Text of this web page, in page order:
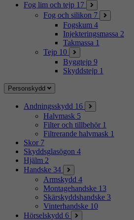
Fog lim och tejp 17
Fog och silikon 7
Fogskum 4
Injekteringsmassa 2
Takmassa 1
Tejp 10
Byggtejp 9
Skyddstejp 1
Personskydd
Andningsskydd 16
Halvmask 5
Filter och tillbehör 1
Filtrerande halvmask 1
Skor 7
Skyddsglasögon 4
Hjälm 2
Handske 34
Armskydd 4
Montagehandske 13
Skärskyddshandske 3
Vinterhandske 10
Hörselskydd 6